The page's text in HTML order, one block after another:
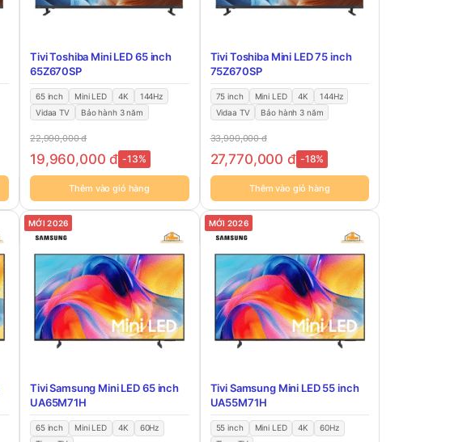
Tivi Toshiba Mini LED 65 inch
65Z670SP
65 inch Mini LED 4K
144Hz
Vidaa TV
Bảo hành 3 năm
22,990,000đ
19,960,000đ -13%
Thêm vào giỏ hàng
Tivi Toshiba Mini LED 75 inch
75Z670SP
75 inch Mini LED 4K
144Hz
Vidaa TV
Bảo hành 3 năm
33,990,000đ
27,770,000 đ -18%
Thêm vào giỏ hàng
MỚI 2026
Tivi Samsung Mini LED 65 inch
UA65M71H
65 inch Mini LED 4K
60Hz
MỚI 2026
Tivi Samsung Mini LED 55 inch
UA55M71H
55 inch Mini LED 4K
60Hz